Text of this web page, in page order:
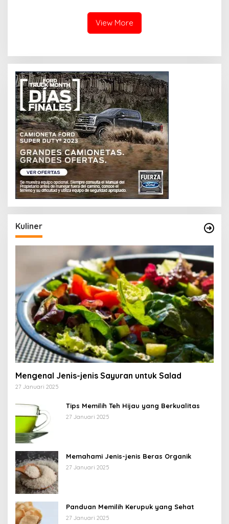
View More
Kuliner
Mengenal Jenis-jenis Sayuran untuk Salad
27 Januari 2025
Tips Memilih Teh Hijau yang Berkualitas
27 Januari 2025
Memahami Jenis-jenis Beras Organik
27 Januari 2025
Panduan Memilih Kerupuk yang Sehat
27 Januari 2025